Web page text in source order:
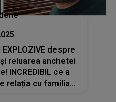
despre
reluarea anchetei
INCREDIBIL ce a
relația cu familia